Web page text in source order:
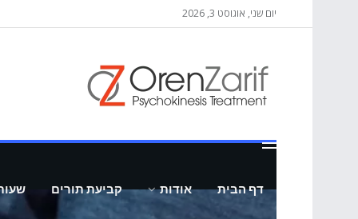
יום שני, אוגוסט 3, 2026
דף הבית אודות קביעת תורים